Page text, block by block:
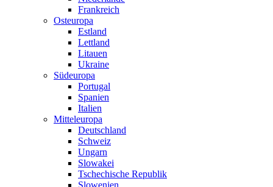
Frankreich
Osteuropa
Estland
Lettland
Litauen
Ukraine
Südeuropa
Portugal
Spanien
Italien
Mitteleuropa
Deutschland
Schweiz
Ungarn
Slowakei
Tschechische Republik
Slowenien